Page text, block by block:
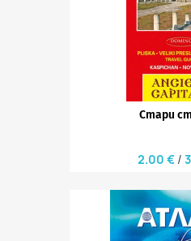
Стари
2.00 €